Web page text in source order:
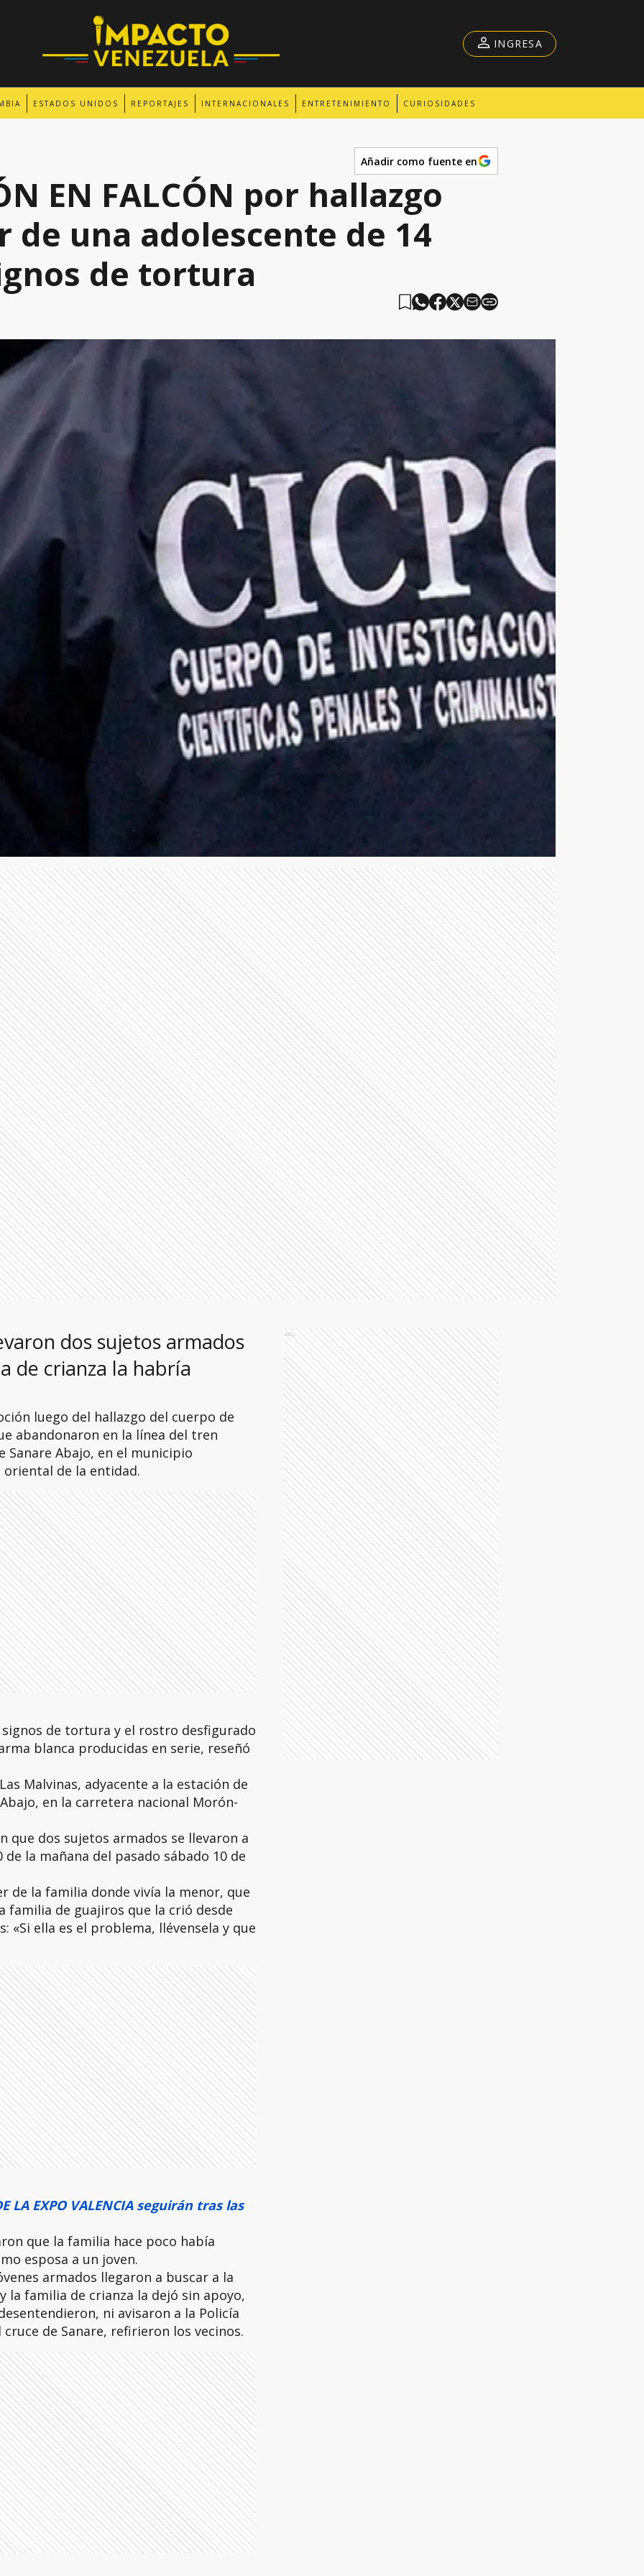
ESTADOS UNIDOS REPORTAJES INTERNACIONALES ENTRETENIMIENTO CURIOSIDADES
INGRESA
Añadir como fuente en
EN FALCÓN por hallazgo
de una adolescente de 14
de tortura
dos sujetos armados
de crianza la habría
luego del hallazgo del cuerpo de
abandonaron en la línea del tren
Sanare Abajo, en el municipio
de la entidad.
de tortura y el rostro desfigurado
blanca producidas en serie, reseñó
Malvinas, adyacente a la estación de
en la carretera nacional Morón-
que dos sujetos armados se llevaron a
de la mañana del pasado sábado 10 de
de la familia donde vivía la menor, que
familia de guajiros que la crió desde
ella es el problema, llévensela y que
LA EXPO VALENCIA seguirán tras las
que la familia hace poco había
esposa a un joven.
armados llegaron a buscar a la
familia de crianza la dejó sin apoyo,
ni avisaron a la Policía
de Sanare, refirieron los vecinos.
Ads